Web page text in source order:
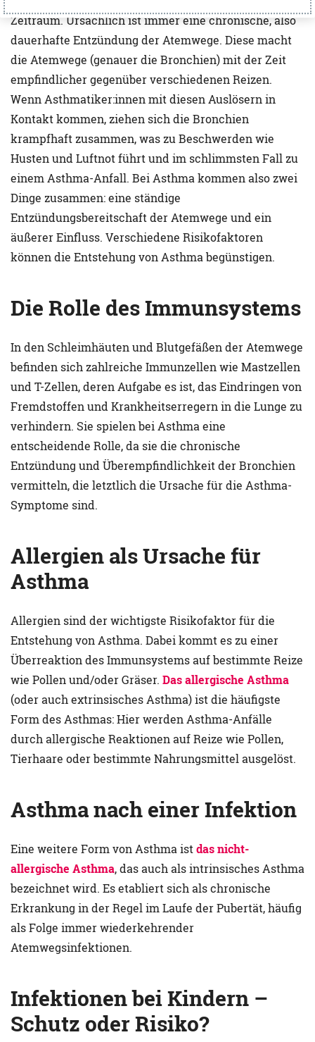
Zeitraum. Ursächlich ist immer eine chronische, also
dauerhafte Entzündung der Atemwege. Diese macht
die Atemwege (genauer die Bronchien) mit der Zeit
empfindlicher gegenüber verschiedenen Reizen.
Wenn Asthmatiker:innen mit diesen Auslösern in
Kontakt kommen, ziehen sich die Bronchien
krampfhaft zusammen, was zu Beschwerden wie
Husten und Luftnot führt und im schlimmsten Fall zu
einem Asthma-Anfall. Bei Asthma kommen also zwei
Dinge zusammen: eine ständige
Entzündungsbereitschaft der Atemwege und ein
äußerer Einfluss. Verschiedene Risikofaktoren
können die Entstehung von Asthma begünstigen.
Die Rolle des Immunsystems
In den Schleimhäuten und Blutgefäßen der Atemwege
befinden sich zahlreiche Immunzellen wie Mastzellen
und T-Zellen, deren Aufgabe es ist, das Eindringen von
Fremdstoffen und Krankheitserregern in die Lunge zu
verhindern. Sie spielen bei Asthma eine
entscheidende Rolle, da sie die chronische
Entzündung und Überempfindlichkeit der Bronchien
vermitteln, die letztlich die Ursache für die Asthma-
Symptome sind.
Allergien als Ursache für
Asthma
Allergien sind der wichtigste Risikofaktor für die
Entstehung von Asthma. Dabei kommt es zu einer
Überreaktion des Immunsystems auf bestimmte Reize
wie Pollen und/oder Gräser. Das allergische Asthma
(oder auch extrinsisches Asthma) ist die häufigste
Form des Asthmas: Hier werden Asthma-Anfälle
durch allergische Reaktionen auf Reize wie Pollen,
Tierhaare oder bestimmte Nahrungsmittel ausgelöst.
Asthma nach einer Infektion
Eine weitere Form von Asthma ist das nicht-
allergische Asthma, das auch als intrinsisches Asthma
bezeichnet wird. Es etabliert sich als chronische
Erkrankung in der Regel im Laufe der Pubertät, häufig
als Folge immer wiederkehrender
Atemwegsinfektionen.
Infektionen bei Kindern –
Schutz oder Risiko?